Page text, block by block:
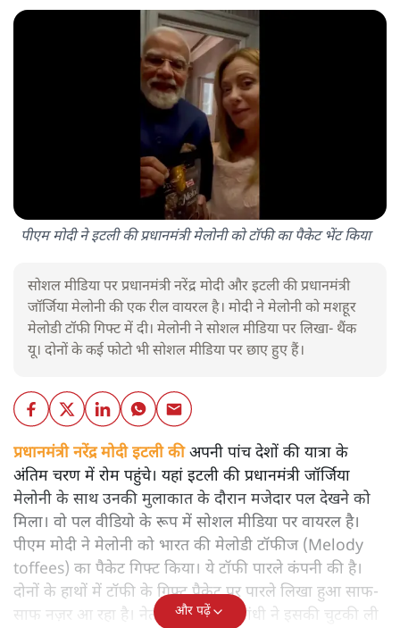
पीएम मोदी ने इटली की प्रधानमंत्री मेलोनी को टॉफी का पैकेट भेंट किया
सोशल मीडिया पर प्रधानमंत्री नरेंद्र मोदी और इटली की प्रधानमंत्री
जॉर्जिया मेलोनी की एक रील वायरल है। मोदी ने मेलोनी को मशहूर
मेलोडी टॉफी गिफ्ट में दी। मेलोनी ने सोशल मीडिया पर लिखा- थैंक
यू। दोनों के कई फोटो भी सोशल मीडिया पर छाए हुए हैं।
प्रधानमंत्री नरेंद्र मोदी इटली कीअपनी पांच देशों की यात्रा के
अंतिम चरण में रोम पहुंचे। यहां इटली की प्रधानमंत्री जॉर्जिया
मेलोनी के साथ उनकी मुलाकात के दौरान मजेदार पल देखने को
मिला। वो पल वीडियो के रूप में सोशल मीडिया पर वायरल है।
पीएम मोदी ने मेलोनी को भारत की मेलोडी टॉफीज (Melody
toffees) का पैकेट गिफ्ट किया। ये टॉफी पारले कंपनी की है।
दोनों के हाथों में टॉफी के गिफ्ट पैकेट पर पारले लिखा हुआ साफ-
साफ नज़र आ रहा है। नेता विपक्ष राहुल गांधी ने इसकी चुटकी ली
और पढ़ें